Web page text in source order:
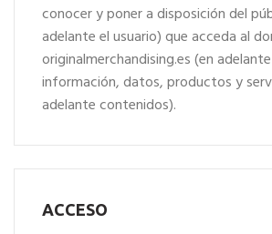
conocer y poner a disposición del
adelante el usuario) que acceda al
originalmerchandising.es (en
información, datos, productos y
adelante contenidos).
ACCESO